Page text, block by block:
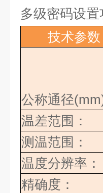
多级密码设
技术参数
公称通径
温差范围：
测温范围：
温度分辨率：
精确度：